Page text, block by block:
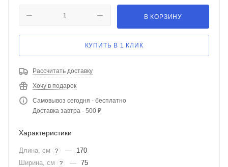
В КОРЗИНУ
КУПИТЬ В 1 КЛИК
Рассчитать доставку
Хочу в подарок
Самовывоз сегодня - бесплатно
Доставка завтра - 500 ₽
Характеристики
Длина, см ? —
170
Ширина, см
? — 75